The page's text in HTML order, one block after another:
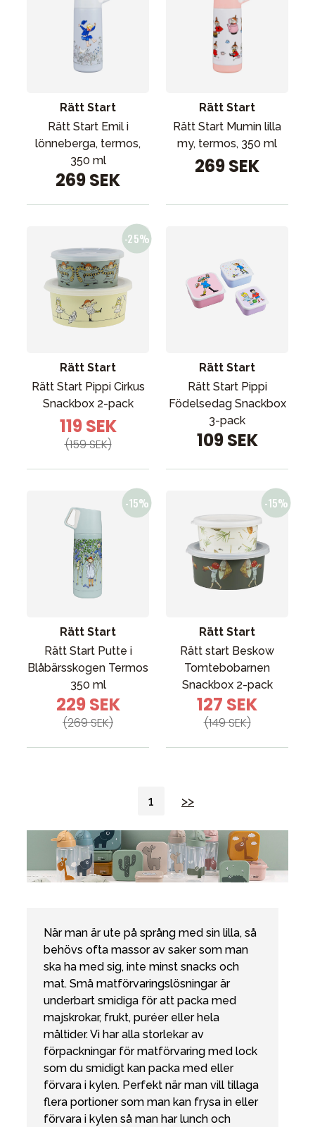
Rätt Start
Rätt Start Emil i
lönneberga, termos,
350 ml
269 SEK
Rätt Start
Rätt Start Mumin lilla
my, termos, 350 ml
269 SEK
Rätt Start
Rätt Start Pippi Cirkus
Snackbox 2-pack
119 SEK
(159 SEK)
Rätt Start
Rätt Start Pippi
Födelsedag Snackbox
3-pack
109 SEK
Rätt Start
Rätt Start Putte i
Blåbärsskogen Termos
350 ml
229 SEK
(269 SEK)
Rätt Start
Rätt start Beskow
Tomtebobarnen
Snackbox 2-pack
127 SEK
(149 SEK)
1 >>
När man är ute på språng med sin lilla, så
behövs ofta massor av saker som man
ska ha med sig, inte minst snacks och
mat. Små matförvaringslösningar är
underbart smidiga för att packa med
majskrokar, frukt, puréer eller hela
måltider. Vi har alla storlekar av
förpackningar för matförvaring med lock
som du smidigt kan packa med eller
förvara i kylen. Perfekt när man vill tillaga
flera portioner som man kan frysa in eller
förvara i kylen så man har lunch och